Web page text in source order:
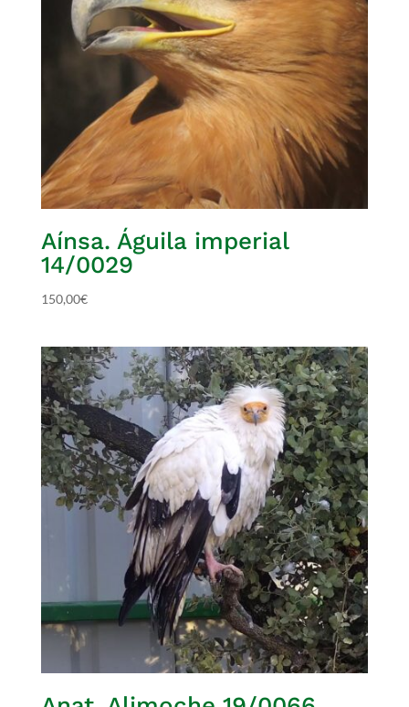
Aínsa. Águila imperial
14/0029
150,00€